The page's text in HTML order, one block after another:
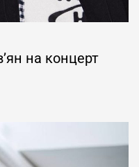
на концерт